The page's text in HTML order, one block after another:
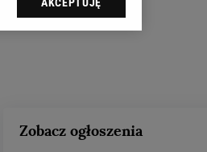
Zobacz ogłoszenia
do sekcji
identyfikacji.